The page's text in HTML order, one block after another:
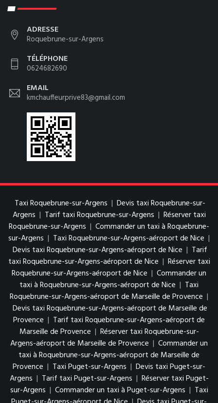
ADRESSE
Roquebrune-sur-Argens
TÉLÉPHONE
0624682690
EMAIL
kmchauffeurprive83@gmail.com
Taxi Roquebrune-sur-Argens | Devis taxi Roquebrune-sur-
Argens | Tarif taxi Roquebrune-sur-Argens | Réserver taxi
Roquebrune-sur-Argens | Commander un taxi à Roquebrune-
sur-Argens | Taxi Roquebrune-sur-Argens-aéroport de Nice |
Devis taxi Roquebrune-sur-Argens-aéroport de Nice | Tarif
taxi Roquebrune-sur-Argens-aéroport de Nice | Réserver taxi
Roquebrune-sur-Argens-aéroport de Nice | Commander un
taxi à Roquebrune-sur-Argens-aéroport de Nice | Taxi
Roquebrune-sur-Argens-aéroport de Marseille de Provence |
Devis taxi Roquebrune-sur-Argens-aéroport de Marseille de
Provence | Tarif taxi Roquebrune-sur-Argens-aéroport de
Marseille de Provence | Réserver taxi Roquebrune-sur-
Argens-aéroport de Marseille de Provence | Commander un
taxi à Roquebrune-sur-Argens-aéroport de Marseille de
Provence | Taxi Puget-sur-Argens | Devis taxi Puget-sur-
Argens | Tarif taxi Puget-sur-Argens | Réserver taxi Puget-
sur-Argens | Commander un taxi à Puget-sur-Argens | Taxi